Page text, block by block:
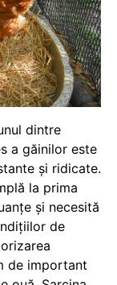
dintre
a găinilor este
și ridicate.
la prima
și necesită
de
de important